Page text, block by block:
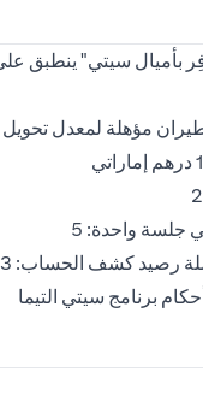
مؤهلة لمعدل تحويل
جلسة واحدة: 5
كشف الحساب: 3 أيام عمل
برنامج سيتي التيما